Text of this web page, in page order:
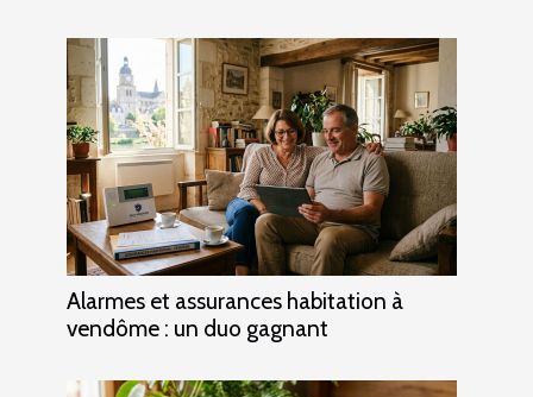
Alarmes et assurances habitation à
vendôme : un duo gagnant